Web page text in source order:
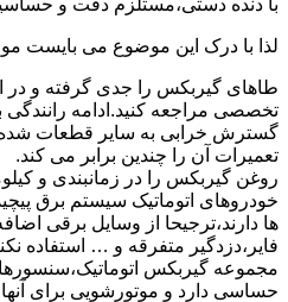
لذا با درک این موضوع می بایست
طاهای گیربکس را جدی گرفته و در
تخصصی مراجعه کنید.ادامه
گسترش خرابی به سایر قطعات شده
تعمیرات آن را چندین برابر می کند.
روغن گیربکس را در زمانبندی و
خودروهای اتوماتیک سیستم برق
ها دارند،ترجیحا از وسایل برقی
فایر،دزدگیر متفرقه و … استفاده
مجموعه گیربکس
حساسی دارد و موتورشویی برای